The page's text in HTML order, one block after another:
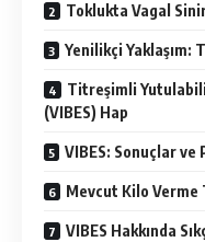
Toklukta Vagal
Yenilikçi Yaklaşım:
Titreşimli
(VIBES) Hap
VIBES: Sonuçlar ve
Mevcut Kilo
VIBES Hakkında